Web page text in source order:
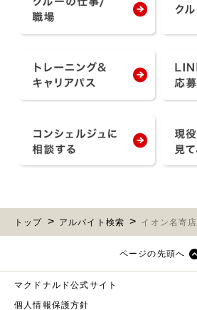
トップ アルバイト検索 イオン名寄店
ページの先頭へ
マクドナルド公式サイト
個人情報保護方針